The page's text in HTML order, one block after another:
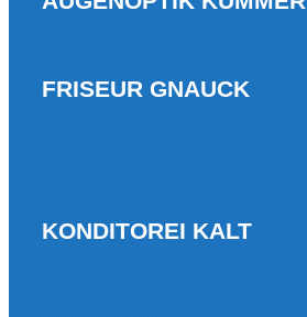
FRISEUR GNAUCK
KONDITOREI KALT